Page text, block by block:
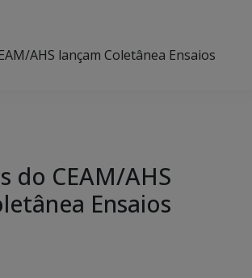
AHS lançam Coletânea Ensaios
do CEAM/AHS
Ensaios